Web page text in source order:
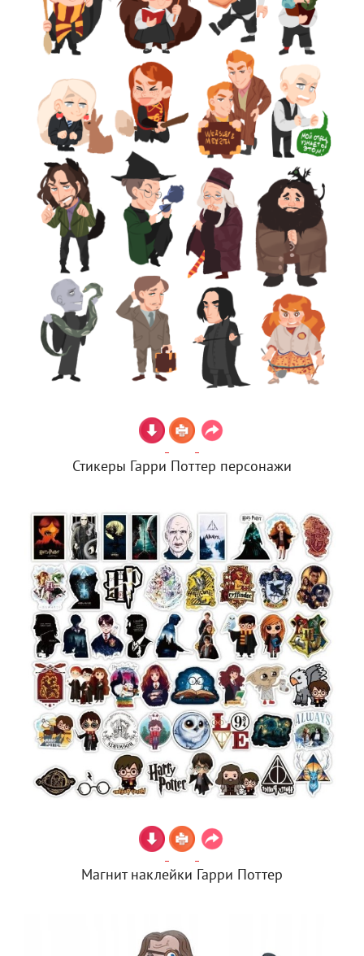
Стикеры Гарри Поттер персонажи
Магнит наклейки Гарри Поттер